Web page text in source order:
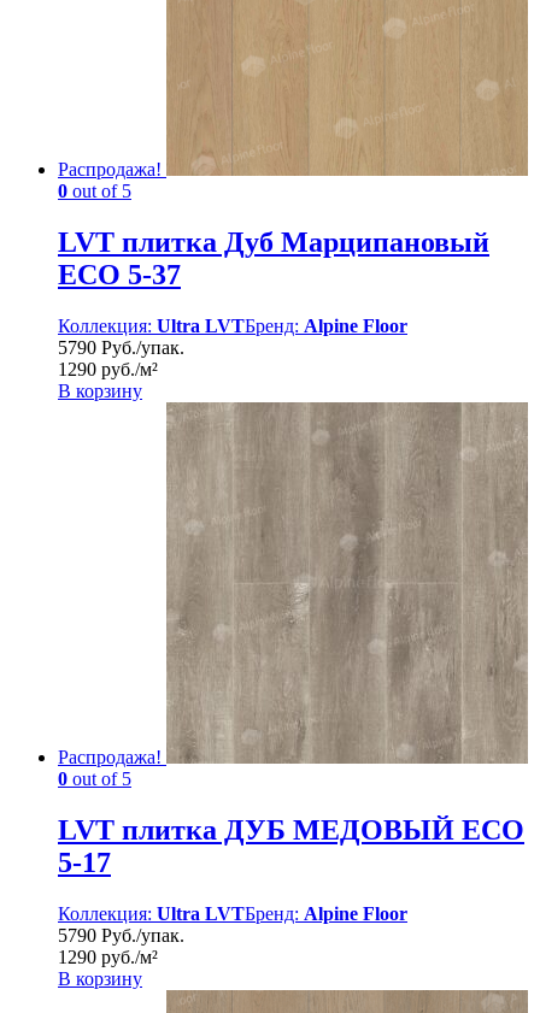
Распродажа!
0 out of 5
LVT плитка Дуб Марципановый
ЕСО 5-37
Коллекция: Ultra LVTБренд: Alpine Floor
5790 Руб./упак.
1290 руб./м²
В корзину
Распродажа!
0 out of 5
LVT плитка ДУБ МЕДОВЫЙ ECO
5-17
Коллекция: Ultra LVTБренд: Alpine Floor
5790 Руб./упак.
1290 руб./м²
В корзину